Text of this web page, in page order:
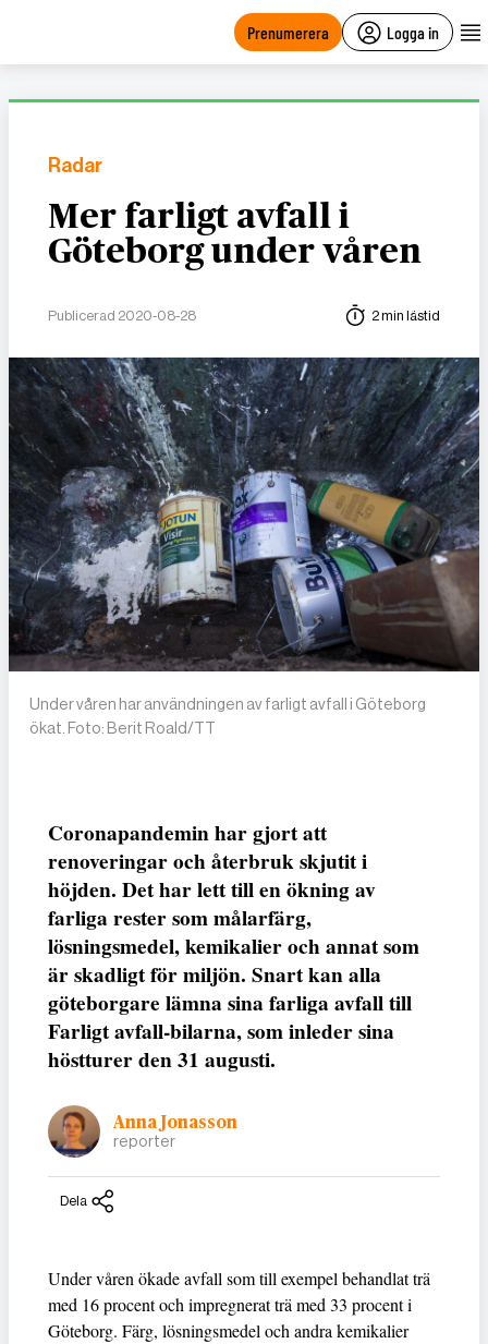
Prenumerera Logga in
Radar
Mer farligt avfall i
Göteborg under våren
Publicerad 2020-08-28 2 min lästid
Under våren har användningen av farligt avfall i Göteborg
ökat. Foto: Berit Roald/TT
Coronapandemin har gjort att
renoveringar och återbruk skjutit i
höjden. Det har lett till en ökning av
farliga rester som målarfärg,
lösningsmedel, kemikalier och annat som
är skadligt för miljön. Snart kan alla
göteborgare lämna sina farliga avfall till
Farligt avfall-bilarna, som inleder sina
höstturer den 31 augusti.
Anna Jonasson
reporter
Dela
Under våren ökade avfall som till exempel behandlat trä
med 16 procent och impregnerat trä med 33 procent i
Göteborg. Färg, lösningsmedel och andra kemikalier